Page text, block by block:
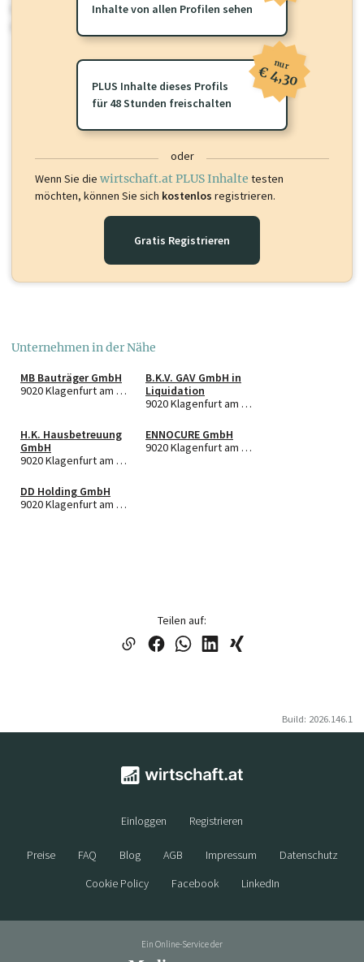
Sie momentan nicht einsehen können. Schalten Sie dieses Profil frei
Inhalte von allen Profilen sehen
PLUS Inhalte dieses Profils
für 48 Stunden freischalten
nur
€ 4,30
oder
Wenn Sie die wirtschaft.at PLUS Inhalte testen
möchten, können Sie sich kostenlos registrieren.
Gratis Registrieren
Unternehmen in der Nähe
MB Bauträger GmbH
9020 Klagenfurt am Wörthersee
B.K.V. GAV GmbH in
Liquidation
9020 Klagenfurt am Wörthersee
H.K. Hausbetreuung
GmbH
9020 Klagenfurt am Wörthersee
ENNOCURE GmbH
9020 Klagenfurt am Wörthersee
DD Holding GmbH
9020 Klagenfurt am Wörthersee
Teilen auf:
Build: 2026.146.1
Einloggen Registrieren
Preise FAQ Blog AGB Impressum
Datenschutz
Cookie Policy
Facebook LinkedIn
Ein Online-Service der